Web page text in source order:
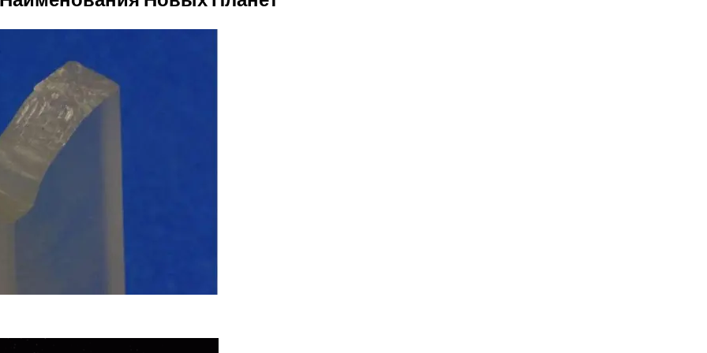
Микробного Пластика Для Производства Высококачественного Зеленого Пластика